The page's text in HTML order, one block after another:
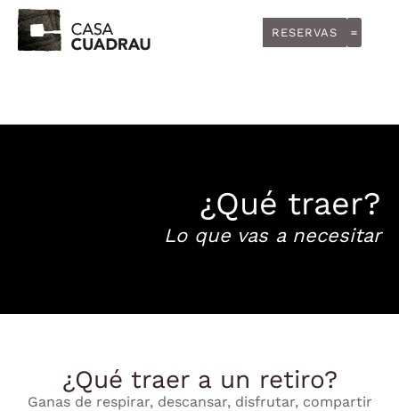
RESERVAS
¿Qué traer?
Lo que vas a necesitar
¿Qué traer a un retiro?
Ganas de respirar, descansar, disfrutar, compartir